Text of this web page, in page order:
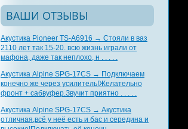
ВАШИ ОТЗЫВЫ
Акустика Pioneer TS-A6916 → Стояли в ваз
2110 лет так 15-20. всю жизнь играли от
мафона, даже так неплохо, н . . . . .
Акустика Alpine SPG-17CS → Подключаем
конечно же через усилитель!Желательно
фронт + сабвуфер.Звучит приятно . . . . .
Акустика Alpine SPG-17CS → Акустика
отличная,всё у неё есть и бас и середина и